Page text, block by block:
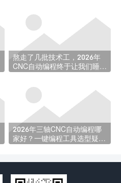
熬走了几批技术工，2026年
CNC自动编程终于让我们睡上
2026年三轴CNC自动编程哪
家好？一键编程工具选型疑问